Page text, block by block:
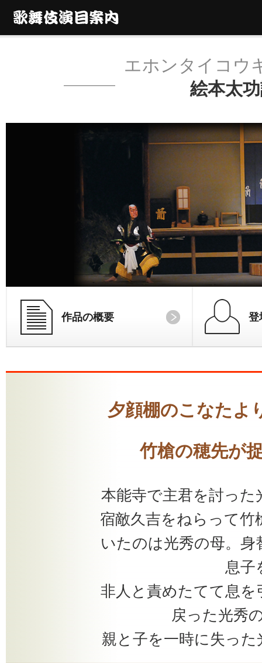
絵本太
エホンタイコウ
作品の概要 登
夕顔棚のこなたよ
竹槍の穂先が
本能寺で主君を討っ
宿敵久吉をねらって
いたのは光秀の母。
息子
非人と責めたてて息
戻った光秀
親と子を一時に失っ